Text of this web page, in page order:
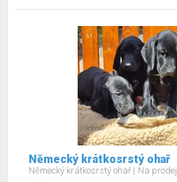
Německý krátkosrstý ohař
Německý krátkosrstý ohař Na prodej